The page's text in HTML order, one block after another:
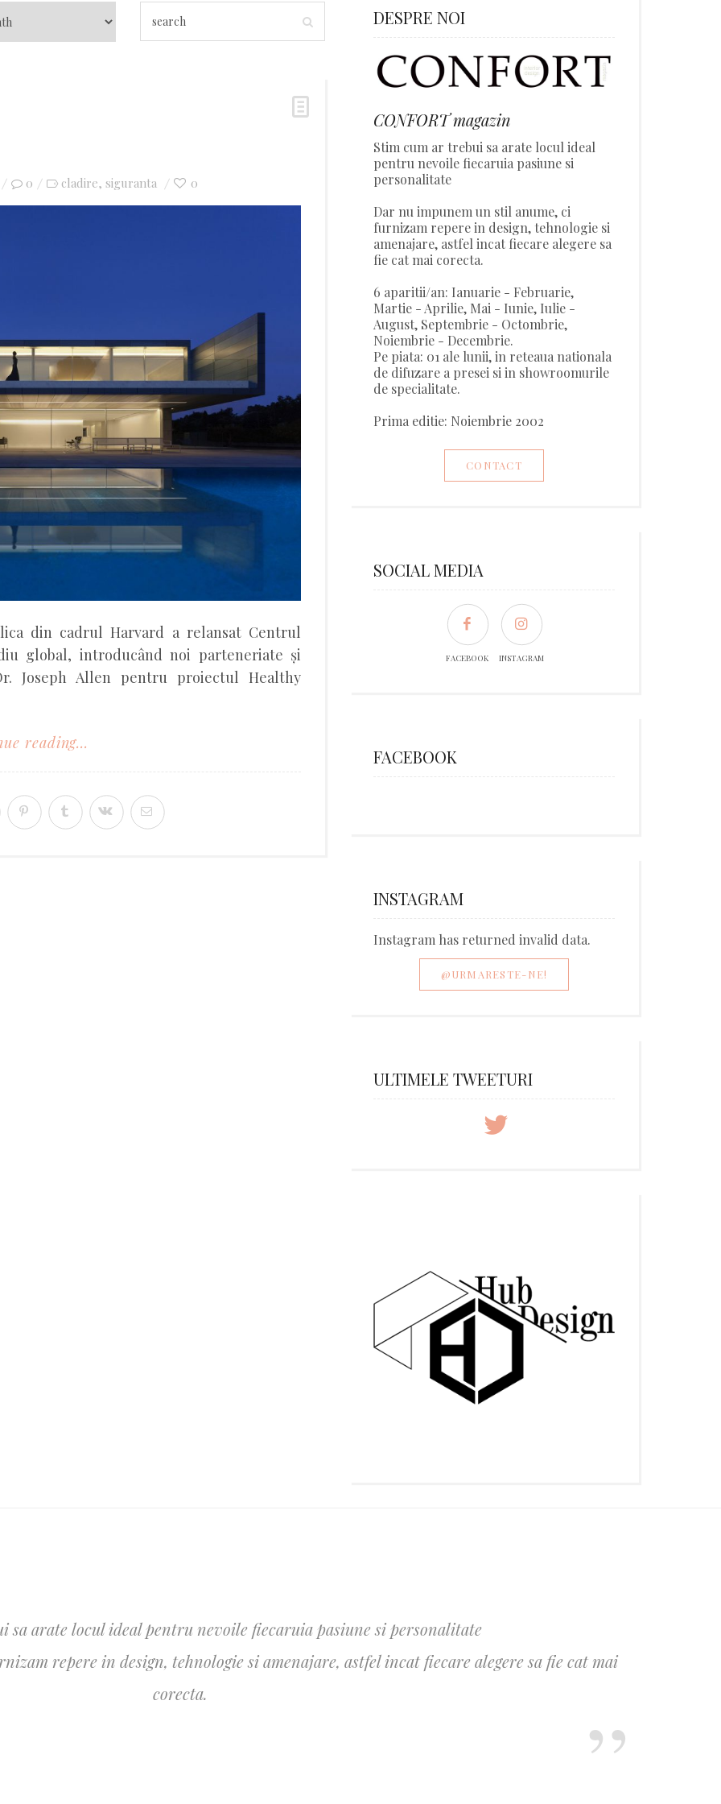
0 cladire, siguranta 0
din cadrul Harvard a relansat Centrul
global, introducând noi parteneriate și
Joseph Allen pentru proiectul Healthy
reading...
DESPRE NOI
CONFORT magazin
Stim cum ar trebui sa arate locul ideal
pentru nevoile fiecaruia pasiune si
personalitate
Dar nu impunem un stil anume, ci
furnizam repere in design, tehnologie si
amenajare, astfel incat fiecare alegere sa
fie cat mai corecta.
6 aparitii/an: Ianuarie - Februarie,
Martie - Aprilie, Mai - Iunie, Iulie -
August, Septembrie - Octombrie,
Noiembrie - Decembrie.
Pe piata: 01 ale lunii, in reteaua nationala
de difuzare a presei si in showroomurile
de specialitate.
Prima editie: Noiembrie 2002
CONTACT
SOCIAL MEDIA
FACEBOOK INSTAGRAM
FACEBOOK
INSTAGRAM
Instagram has returned invalid data.
@URMARESTE-NE!
ULTIMELE TWEETURI
sa arate locul ideal pentru nevoile fiecaruia pasiune si personalitate
repere in design, tehnologie si amenajare, astfel incat fiecare alegere sa fie cat mai
corecta.